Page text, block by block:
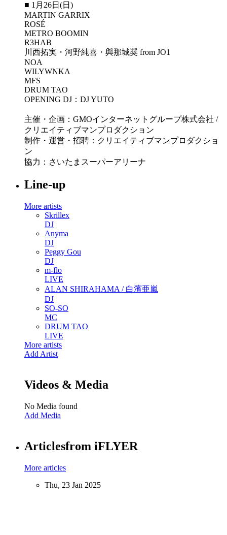
■ 1月26日(日)
MARTIN GARRIX
ROSÉ
METRO BOOMIN
R3HAB
川西拓実・河野純喜・與那城奨 from JO1
NOA
WILYWNKA
MFS
DRUM TAO
OPENING DJ：DJ YUTO
主催・企画：GMOインターネットグループ株式会社 /
クリエイティブマンプロダクション
制作・運営・招聘：クリエイティブマンプロダクショ
ン
協力：さいたまスーパーアリーナ
Line-up
More artists
Skrillex
DJ
Anyma
DJ
Peggy Gou
DJ
m-flo
LIVE
ALAN SHIRAHAMA / 白濱亜嵐
DJ
SO-SO
MC
DRUM TAO
LIVE
More artists
Add Artist
Videos & Media
No Media found
Add Media
Articlesfrom iFLYER
More articles
Thu, 23 Jan 2025